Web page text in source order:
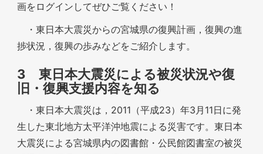
画をログインしてぜひご覧ください！
・東日本大震災からの宮城県の復興計画，復興の進
捗状況，復興の歩みなどをご紹介します。
3 東日本大震災による被災状況や復
旧・復興支援内容を知る
・東日本大震災は，2011（平成23）年3月11日に発
生した東北地方太平洋沖地震による災害です。東日本
大震災による宮城県内の図書館・公民館図書室の被災